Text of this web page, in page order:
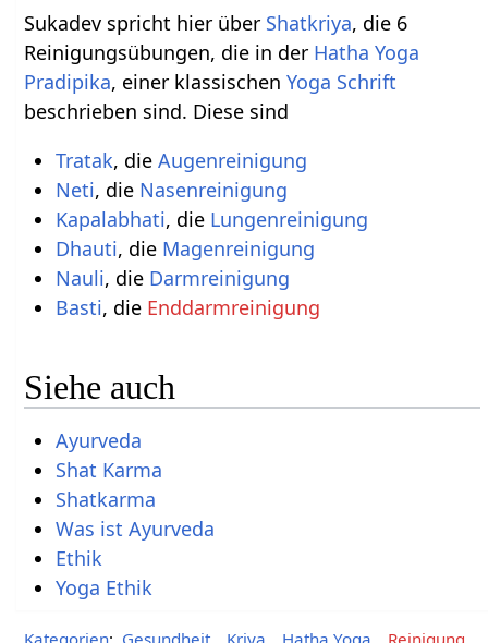
Sukadev spricht hier über Shatkriya, die 6
Reinigungsübungen, die in der Hatha Yoga
Pradipika, einer klassischenYoga Schrift
beschrieben sind. Diese sind
Tratak, die Augenreinigung
Neti, die Nasenreinigung
Kapalabhati, die Lungenreinigung
Dhauti, die Magenreinigung
Nauli, die Darmreinigung
Basti, die Enddarmreinigung
Siehe auch
Ayurveda
Shat Karma
Shatkarma
Was ist Ayurveda
Ethik
Yoga Ethik